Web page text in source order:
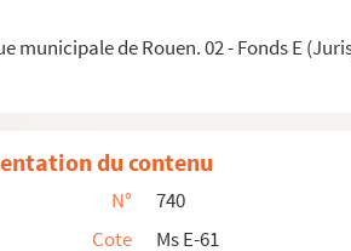
municipale de Rouen. 02 - Fonds E
et arrêts du conseil généraux registr...
de la juridiction criminelle sur les Ecc...
particuliers, par M. Le Merre
quaestiones dominicales
du contenu
N°
740
Cote
Ms E-61